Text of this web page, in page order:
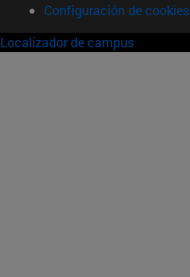
Configuración de cookies
Localizador de campus